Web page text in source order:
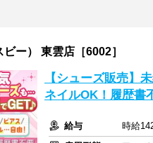
ー） 東雲店［6002］
【シューズ販売】
ネイルOK！履歴書
給与
時給